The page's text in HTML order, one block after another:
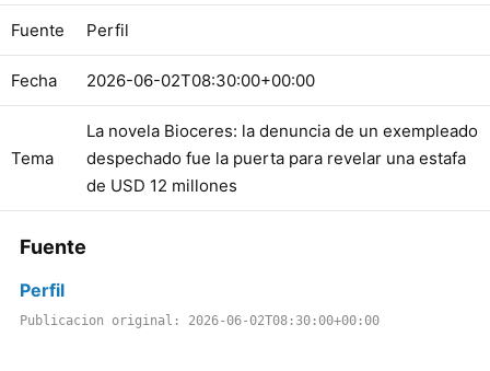
Fuente Perfil
Fecha 2026-06-02T08:30:00+00:00
Tema
La novela Bioceres: la denuncia de un exempleado
despechado fue la puerta para revelar una estafa
de USD 12 millones
Fuente
Perfil
Publicacion original: 2026-06-02T08:30:00+00:00